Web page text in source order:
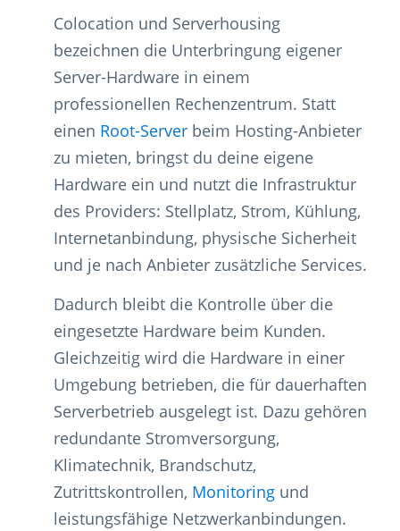
Colocation und Serverhousing
bezeichnen die Unterbringung eigener
Server-Hardware in einem
professionellen Rechenzentrum. Statt
einen Root-Server beim Hosting-Anbieter
zu mieten, bringst du deine eigene
Hardware ein und nutzt die Infrastruktur
des Providers: Stellplatz, Strom, Kühlung,
Internetanbindung, physische Sicherheit
und je nach Anbieter zusätzliche Services.
Dadurch bleibt die Kontrolle über die
eingesetzte Hardware beim Kunden.
Gleichzeitig wird die Hardware in einer
Umgebung betrieben, die für dauerhaften
Serverbetrieb ausgelegt ist. Dazu gehören
redundante Stromversorgung,
Klimatechnik, Brandschutz,
Zutrittskontrollen, Monitoring und
leistungsfähige Netzwerkanbindungen.